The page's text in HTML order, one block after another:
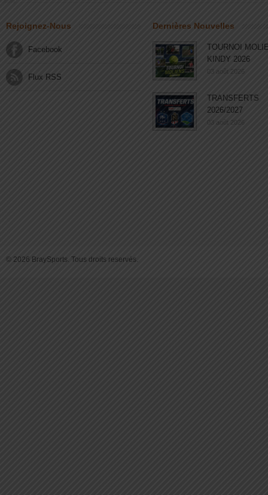
Rejoignez-Nous
Facebook
Flux RSS
Dernières Nouvelles
TOURNOI
KINDY 2026
03 août 2026
TRANSFERTS
2026/2027
03 août 2026
© 2026 BraySports. Tous droits reservés.